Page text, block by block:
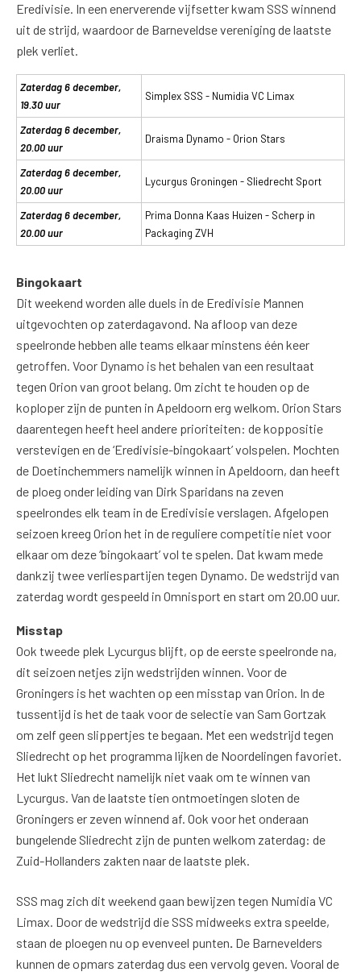
Eredivisie. In een enerverende vijfsetter kwam SSS winnend
uit de strijd, waardoor de Barneveldse vereniging de laatste
plek verliet.
Zaterdag 6 december,
19.30 uur
Simplex SSS - Numidia VC Limax
Zaterdag 6 december,
20.00 uur
Draisma Dynamo - Orion Stars
Zaterdag 6 december,
20.00 uur
Lycurgus Groningen - Sliedrecht Sport
Zaterdag 6 december,
20.00 uur
Prima Donna Kaas Huizen - Scherp in
Packaging ZVH
Bingokaart
Dit weekend worden alle duels in de Eredivisie Mannen
uitgevochten op zaterdagavond. Na afloop van deze
speelronde hebben alle teams elkaar minstens één keer
getroffen. Voor Dynamo is het behalen van een resultaat
tegen Orion van groot belang. Om zicht te houden op de
koploper zijn de punten in Apeldoorn erg welkom. Orion Stars
daarentegen heeft heel andere prioriteiten: de koppositie
verstevigen en de ‘Eredivisie-bingokaart’ volspelen. Mochten
de Doetinchemmers namelijk winnen in Apeldoorn, dan heeft
de ploeg onder leiding van Dirk Sparidans na zeven
speelrondes elk team in de Eredivisie verslagen. Afgelopen
seizoen kreeg Orion het in de reguliere competitie niet voor
elkaar om deze ‘bingokaart’ vol te spelen. Dat kwam mede
dankzij twee verliespartijen tegen Dynamo. De wedstrijd van
zaterdag wordt gespeeld in Omnisport en start om 20.00 uur.
Misstap
Ook tweede plek Lycurgus blijft, op de eerste speelronde na,
dit seizoen netjes zijn wedstrijden winnen. Voor de
Groningers is het wachten op een misstap van Orion. In de
tussentijd is het de taak voor de selectie van Sam Gortzak
om zelf geen slippertjes te begaan. Met een wedstrijd tegen
Sliedrecht op het programma lijken de Noordelingen favoriet.
Het lukt Sliedrecht namelijk niet vaak om te winnen van
Lycurgus. Van de laatste tien ontmoetingen sloten de
Groningers er zeven winnend af. Ook voor het onderaan
bungelende Sliedrecht zijn de punten welkom zaterdag: de
Zuid-Hollanders zakten naar de laatste plek.
SSS mag zich dit weekend gaan bewijzen tegen Numidia VC
Limax. Door de wedstrijd die SSS midweeks extra speelde,
staan de ploegen nu op evenveel punten. De Barnevelders
kunnen de opmars zaterdag dus een vervolg geven. Vooral de